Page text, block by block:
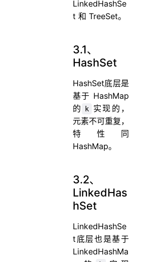
LinkedHashSe
t 和 TreeSet。
3.1、
HashSet
HashSet底层是
基于 HashMap
的
k
实现的，
元素不可重复，
特性同
HashMap。
3.2、
LinkedHas
hSet
LinkedHashSe
t底层也是基于
LinkedHashMa